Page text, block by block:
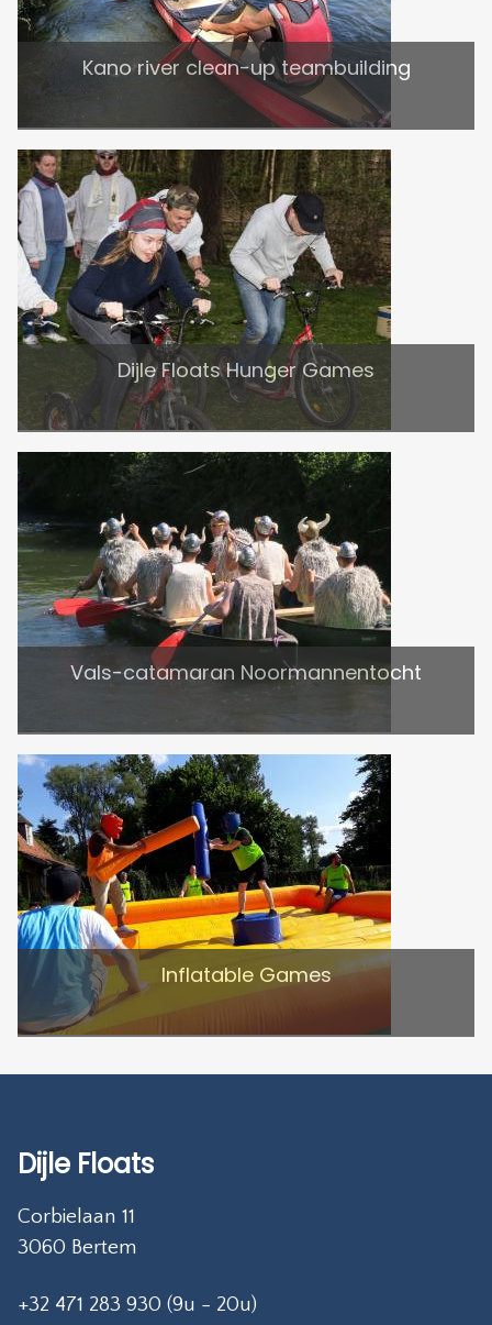
Kano river clean-up teambuilding
Dijle Floats Hunger Games
Vals-catamaran Noormannentocht
Inflatable Games
Dijle Floats
Corbielaan 11
3060 Bertem
+32 471 283 930 (9u - 20u)